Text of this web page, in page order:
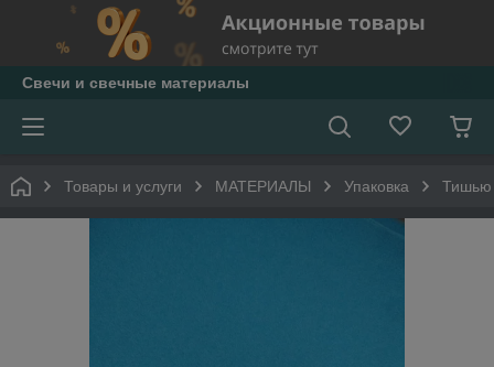
Свечи и свечные материалы
Товары и услуги МАТЕРИАЛЫ Упаковка Тишью